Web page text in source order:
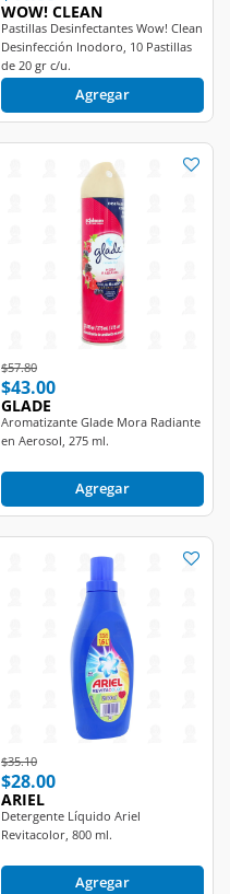
WOW! CLEAN
Pastillas Desinfectantes Wow! Clean
Desinfección Inodoro, 10 Pastillas
de 20 gr c/u.
Agregar
Price reduced from
$57.80to
$43.00
GLADE
Aromatizante Glade Mora Radiante
en Aerosol, 275 ml.
Agregar
Price reduced from
$35.10to
$28.00
ARIEL
Detergente Líquido Ariel
Revitacolor, 800 ml.
Agregar